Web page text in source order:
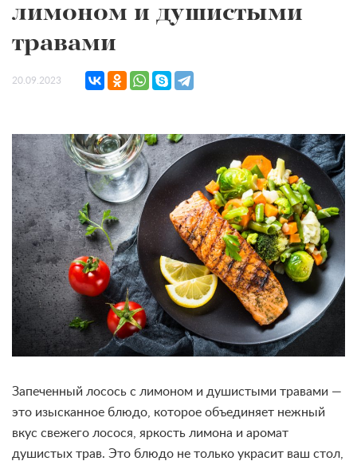
лимоном и душистыми
травами
20.09.2023
Запеченный лосось с лимоном и душистыми травами —
это изысканное блюдо, которое объединяет нежный
вкус свежего лосося, яркость лимона и аромат
душистых трав. Это блюдо не только украсит ваш стол,